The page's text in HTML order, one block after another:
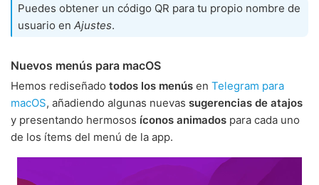
Puedes obtener un código QR para tu propio nombre de
usuario en Ajustes.
Nuevos menús para macOS
Hemos rediseñado todos los menús en Telegram para
macOS, añadiendo algunas nuevas sugerencias de atajos
y presentando hermosos íconos animados para cada uno
de los ítems del menú de la app.